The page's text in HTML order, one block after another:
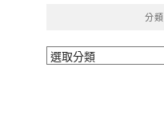
分類
分